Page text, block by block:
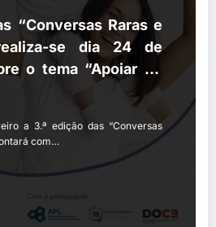
“Conversas Raras e
se dia 24 de
o tema “Apoiar no
a Esperança para
a 3.ª edição das “Conversas
com…